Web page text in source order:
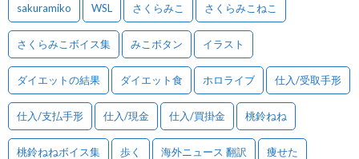
sakuramiko WSL さくらみこ さくらみこねこ
さくらみこボイス集 みこボタン イラスト
ダイエットの結果 ダイエット食 ホロライブ 仕入/受取手形
仕入/支払手形 仕入/現金 仕入/買掛金 桃鈴ねね
桃鈴ねねボイス集 歩く 海外ニュース 翻訳 痩せた